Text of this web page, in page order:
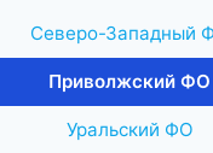
Северо-Западный
Приволжский ФО
Уральский ФО